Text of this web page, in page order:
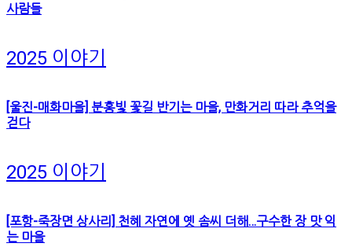
사람들
2025 이야기
[울진-매화마을] 분홍빛 꽃길 반기는 마을, 만화거리 따라 추억을
걷다
2025 이야기
[포항-죽장면 상사리] 천혜 자연에 옛 솜씨 더해…구수한 장 맛 익
는 마을